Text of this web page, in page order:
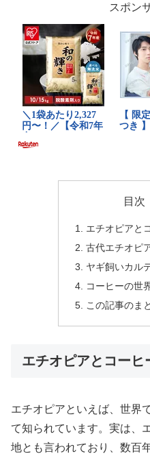
スポン
目次
エチオピアと
古代エチオピ
ヤギ飼いカル
コーヒーの世
この記事のま
エチオピアとコーヒ
エチオピアといえば、世界
て知られています。実は、
地とも言われており、数百